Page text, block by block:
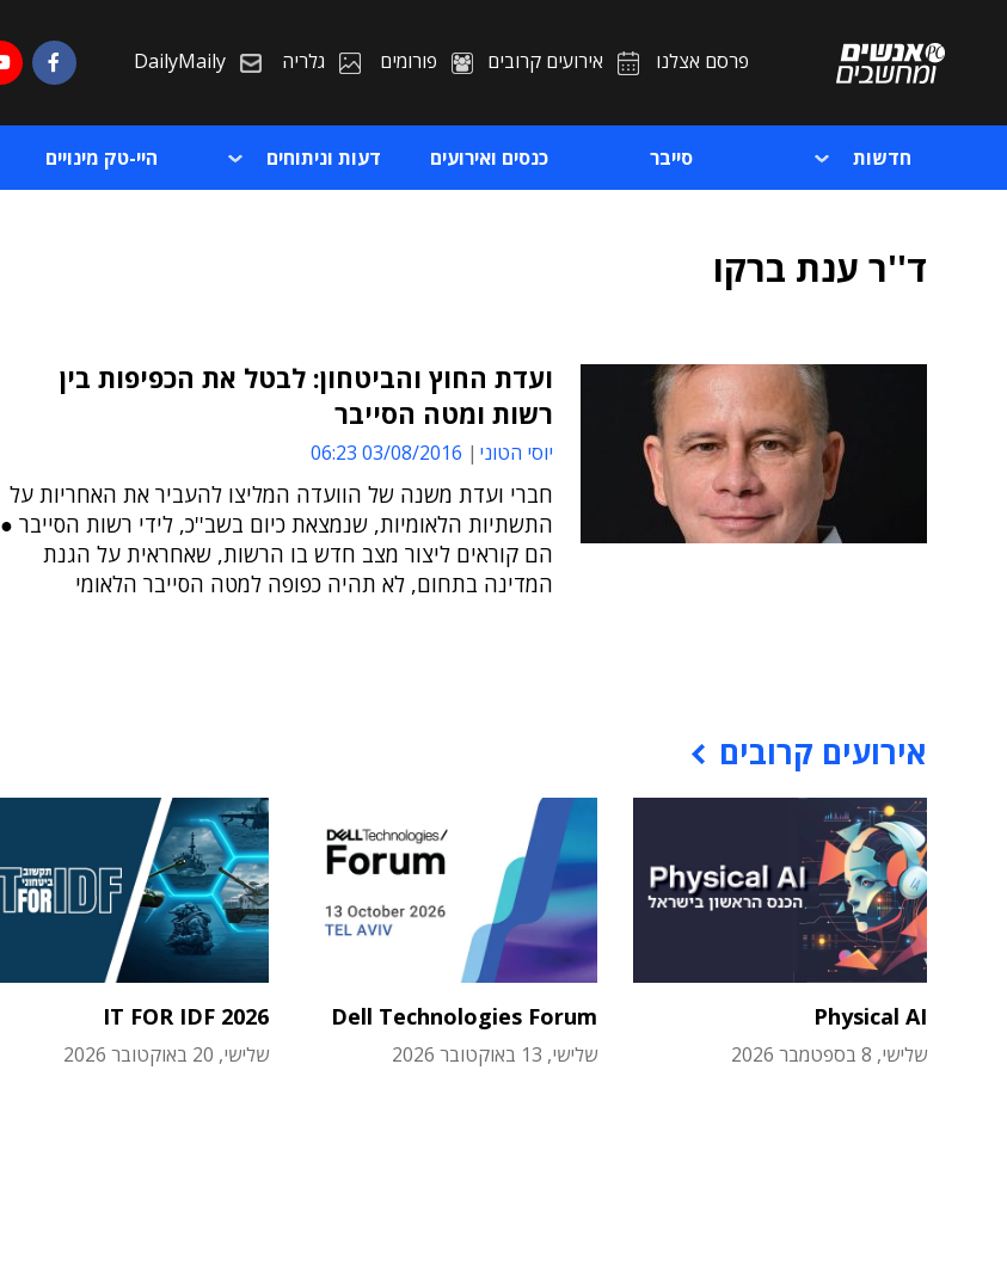
פרסם אצלנו אירועים קרובים פורומים גלריה DailyMaily
חדשות סייבר כנסים ואירועים דעות וניתוחים היי-טק מינויים
ד''ר ענת ברקו
ועדת החוץ והביטחון: לבטל את הכפיפות בין
רשות ומטה הסייבר
יוסי הטוני 03/08/2016 06:23
חברי ועדת משנה של הוועדה המליצו להעביר את האחריות על
התשתיות הלאומיות, שנמצאת כיום בשב''כ, לידי רשות הסייבר ●
הם קוראים ליצור מצב חדש בו הרשות, שאחראית על הגנת
המדינה בתחום, לא תהיה כפופה למטה הסייבר הלאומי
אירועים קרובים
Physical AI
שלישי, 8 בספטמבר 2026
Dell Technologies Forum
שלישי, 13 באוקטובר 2026
IT FOR IDF 2026
שלישי, 20 באוקטובר 2026